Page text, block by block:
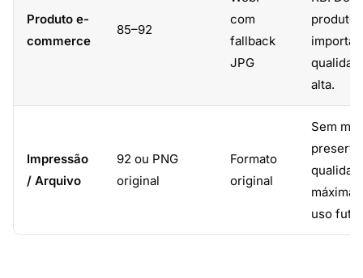
Produto e-
commerce
85–92
com
fallback
JPG
produto
importa
alta.
Impressão
/ Arquivo
92 ou PNG
original
Formato
original
Sem
preserve
máxima
uso